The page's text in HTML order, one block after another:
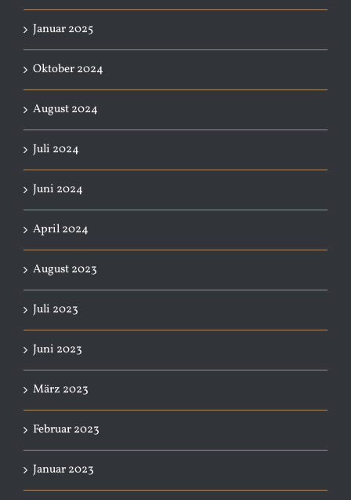
Januar 2025
Oktober 2024
August 2024
Juli 2024
Juni 2024
April 2024
August 2023
Juli 2023
Juni 2023
März 2023
Februar 2023
Januar 2023